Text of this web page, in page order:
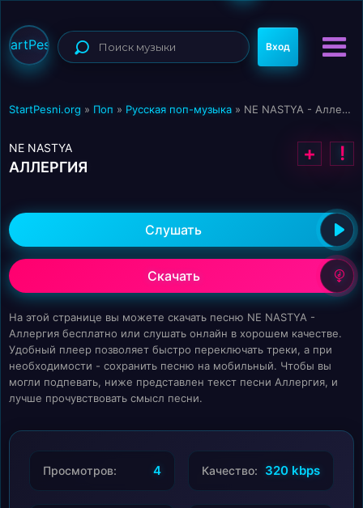
Вход
StartPesni.org » Поп » Русская поп-музыка » NE NASTYA - Аллергия
NE NASTYA
АЛЛЕРГИЯ
+ !
Слушать
Скачать
На этой странице вы можете скачать песню NE NASTYA -
Аллергия бесплатно или слушать онлайн в хорошем качестве.
Удобный плеер позволяет быстро переключать треки, а при
необходимости - сохранить песню на мобильный. Чтобы вы
могли подпевать, ниже представлен текст песни Аллергия, и
лучше прочувствовать смысл песни.
Просмотров: 4 Качество: 320 kbps